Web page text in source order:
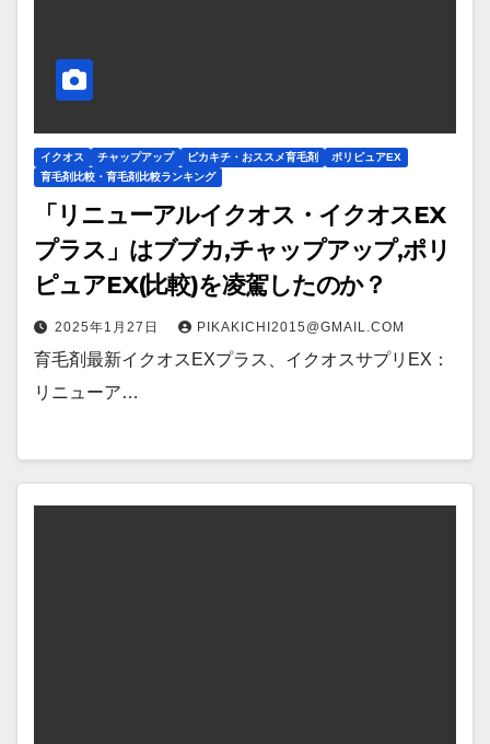
イクオス チャップアップ ピカキチ・おススメ育毛剤
ポリピュアEX
育毛剤比較・育毛剤比較ランキング
「リニューアルイクオス・イクオスEX
プラス」はブブカ,チャップアップ,ポリ
ピュアEX(比較)を凌駕したのか？
2025年1月27日 PIKAKICHI2015@GMAIL.COM
育毛剤最新イクオスEXプラス、イクオスサプリEX：
リニューア…